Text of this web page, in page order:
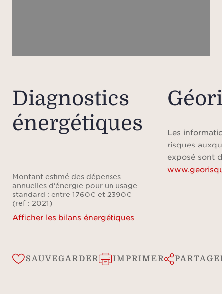
Diagnostics
énergétiques
Montant estimé des dépenses
annuelles d'énergie pour un usage
standard : entre 1760€ et 2390€
(ref : 2021)
Afficher les bilans énergétiques
Les
risques
exposé sont
SAUVEGARDER IMPRIMER